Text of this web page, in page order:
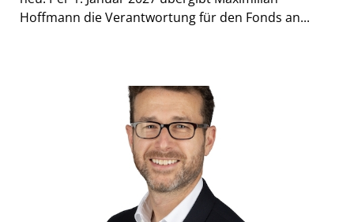
Hoffmann die Verantwortung für den Fonds an...